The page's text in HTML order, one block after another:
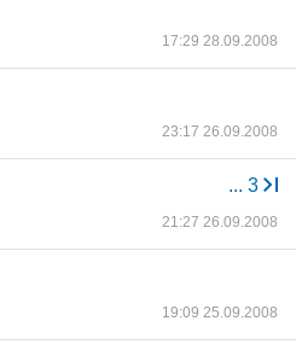
17:29 28.09.2008
23:17 26.09.2008
... 3
21:27 26.09.2008
19:09 25.09.2008